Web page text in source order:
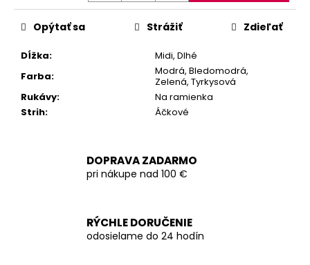
Dĺžka:
Midi, Dlhé
Farba:
Modrá, Bledomodrá,
Zelená, Tyrkysová
Rukávy:
Na ramienka
Strih: Áčkové
Opýtať sa Strážiť Zdieľať
DOPRAVA ZADARMO
pri nákupe nad 100 €
RÝCHLE DORUČENIE
odosielame do 24 hodín